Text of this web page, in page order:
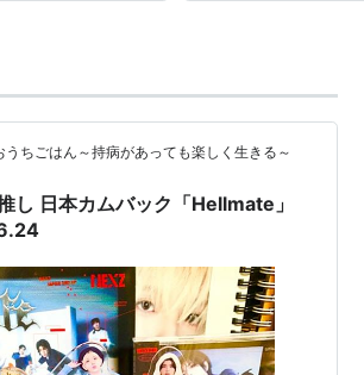
うちごはん～持病があっても楽しく生きる～
し 日本カムバック「Hellmate」